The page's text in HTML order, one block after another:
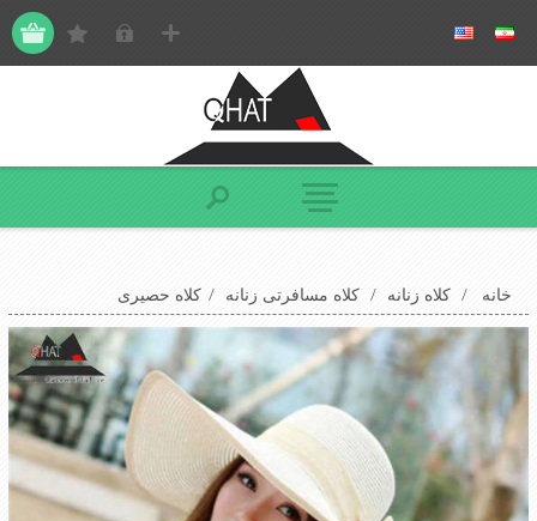
خانه / کلاه زنانه / کلاه مسافرتی زنانه / کلاه حصیری